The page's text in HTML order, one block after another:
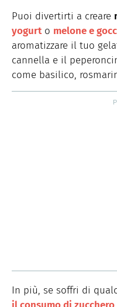
Puoi divertirti a creare
yogurto melone e
aromatizzare il tuo
cannella e il
come basilico,
In più, se soffri di